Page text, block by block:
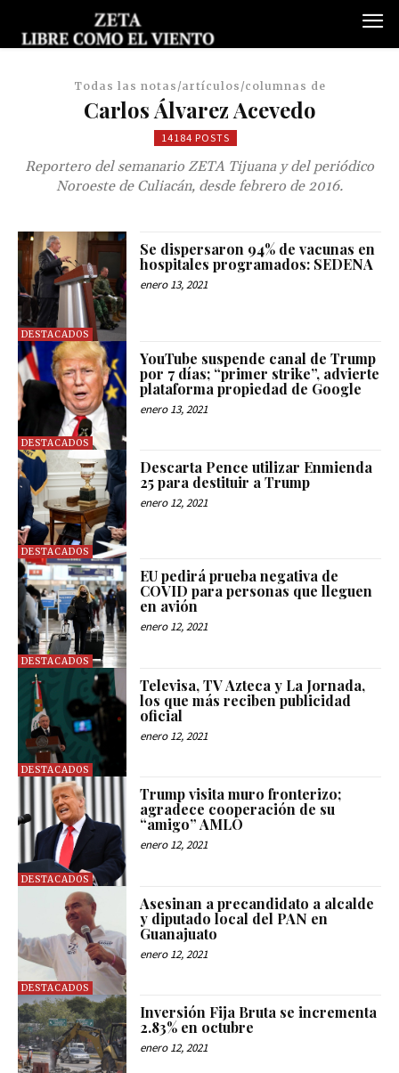
Todas las notas/artículos/columnas de
Carlos Álvarez Acevedo
14184 POSTS
Reportero del semanario ZETA Tijuana y del periódico
Noroeste de Culiacán, desde febrero de 2016.
DESTACADOS
Se dispersaron 94% de vacunas en
hospitales programados: SEDENA
enero 13, 2021
DESTACADOS
YouTube suspende canal de Trump
por 7 días; “primer strike”, advierte
plataforma propiedad de Google
enero 13, 2021
DESTACADOS
Descarta Pence utilizar Enmienda
25 para destituir a Trump
enero 12, 2021
DESTACADOS
EU pedirá prueba negativa de
COVID para personas que lleguen
en avión
enero 12, 2021
DESTACADOS
Televisa, TV Azteca y La Jornada,
los que más reciben publicidad
oficial
enero 12, 2021
DESTACADOS
Trump visita muro fronterizo;
agradece cooperación de su
“amigo” AMLO
enero 12, 2021
DESTACADOS
Asesinan a precandidato a alcalde
y diputado local del PAN en
Guanajuato
enero 12, 2021
Inversión Fija Bruta se incrementa
2.83% en octubre
enero 12, 2021